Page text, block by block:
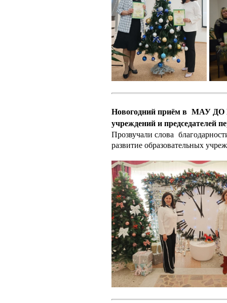
Новогодний приём в МАУ ДО
учреждений и председателей
Прозвучали слова
развитие образовательных